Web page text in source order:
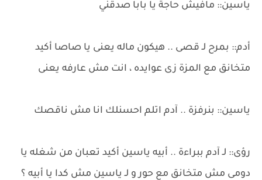
ياسين:: مافيش حاجة يا بابا صدقني
أدم:: بمرح لـ قصى .. هيكون ماله يعنى يا صاصا أكيد
متخانق مع المزة زى عوايده ، انت مش عارفه يعنى
ياسين:: بنرفزة .. آدم اتلم احسنلك انا مش ناقصك
رؤى:: لـ آدم ببراءة .. أبيه ياسين أكيد تعبان من شغله يا
دومى مش متخانق مع حور و لـ ياسين مش كدا يا أبيه ؟